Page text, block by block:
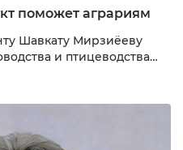
поможет аграриям
Шавкату Мирзиёеву
и птицеводства
продовольственной
продукцией и
Увеличение